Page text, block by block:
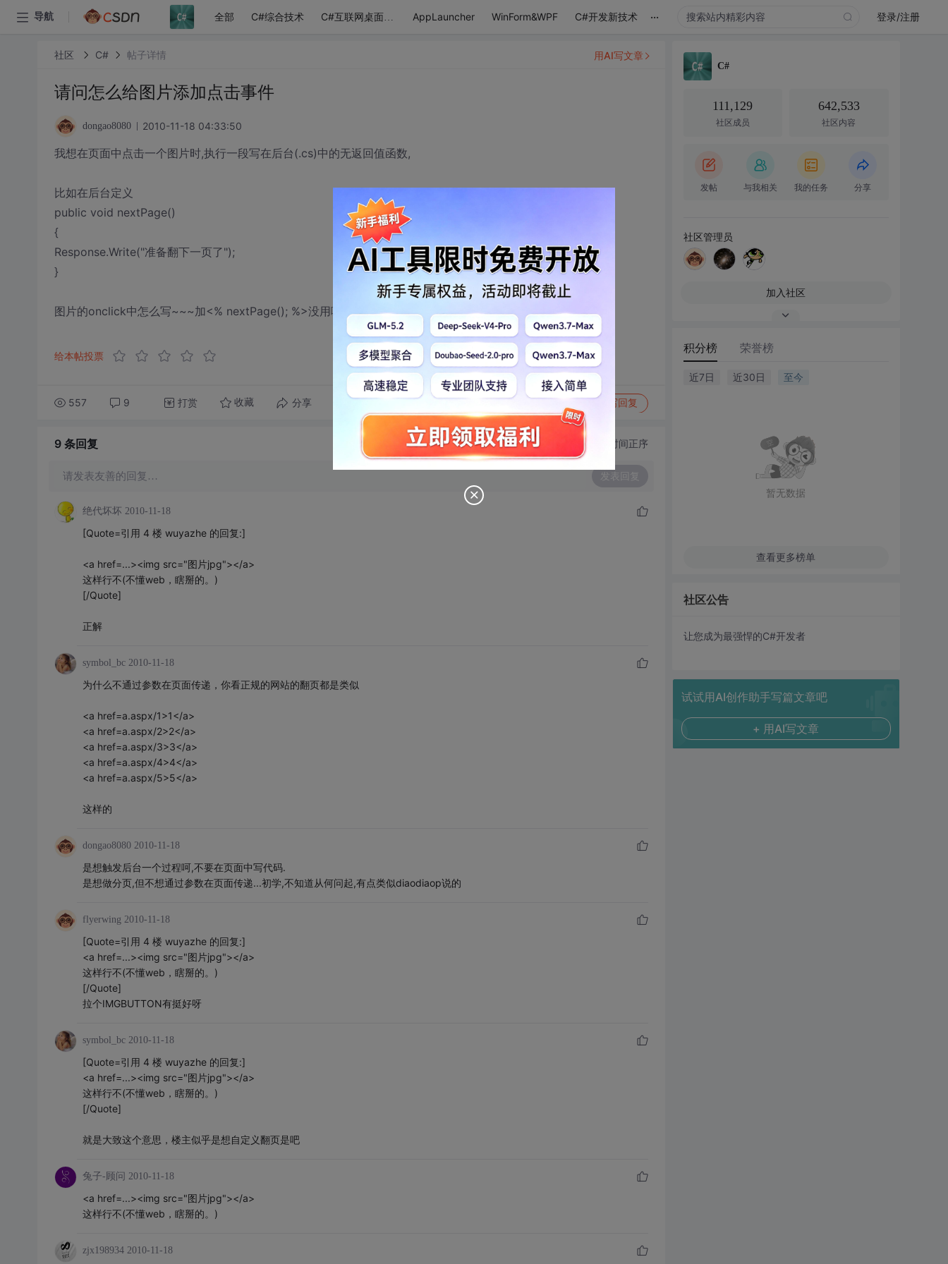
导航 全部 C#综合技术 C#互联网桌面应用 AppLauncher WinForm&WPF C#开发新技术 ... 登录/注册
社区 C# 帖子详情
请问怎么给图片添加点击事件
dongao8080 2010-11-18 04:33:50
我想在页面中点击一个图片时,执行一段写在后台(.cs)中的无返回值函数,
比如在后台定义
public void nextPage()
{
Response.Write("准备翻下一页了");
}
图片的onclick中怎么写~~~加<% nextPage(); %>没用啊
给本帖投票
557 9 打赏 收藏 分享 转发到动态 举报 写回复
用AI写文章
9 条回复 切换为时间正序
请发表友善的回复… 发表回复
绝代坏坏 2010-11-18
[Quote=引用 4 楼 wuyazhe 的回复:]
<a href=...><img src="图片jpg"></a>
这样行不(不懂web，瞎掰的。)
[/Quote]
正解
symbol_bc 2010-11-18
为什么不通过参数在页面传递，你看正规的网站的翻页都是类似
<a href=a.aspx/1>1</a>
<a href=a.aspx/2>2</a>
<a href=a.aspx/3>3</a>
<a href=a.aspx/4>4</a>
<a href=a.aspx/5>5</a>
这样的
dongao8080 2010-11-18
是想触发后台一个过程呵,不要在页面中写代码.
是想做分页,但不想通过参数在页面传递...初学,不知道从何问起,有点类似diaodiaop说的
flyerwing 2010-11-18
[Quote=引用 4 楼 wuyazhe 的回复:]
<a href=...><img src="图片jpg"></a>
这样行不(不懂web，瞎掰的。)
[/Quote]
拉个IMGBUTTON有挺好呀
symbol_bc 2010-11-18
[Quote=引用 4 楼 wuyazhe 的回复:]
<a href=...><img src="图片jpg"></a>
这样行不(不懂web，瞎掰的。)
[/Quote]
就是大致这个意思，楼主似乎是想自定义翻页是吧
兔子-顾问 2010-11-18
<a href=...><img src="图片jpg"></a>
这样行不(不懂web，瞎掰的。)
zjx198934 2010-11-18
C#
111,129
社区成员
642,533
社区内容
发帖 与我相关 我的任务 分享
社区管理员
加入社区
积分榜 荣誉榜
近7日 近30日 至今
暂无数据
查看更多榜单
社区公告
让您成为最强悍的C#开发者
试试用AI创作助手写篇文章吧
+ 用AI写文章